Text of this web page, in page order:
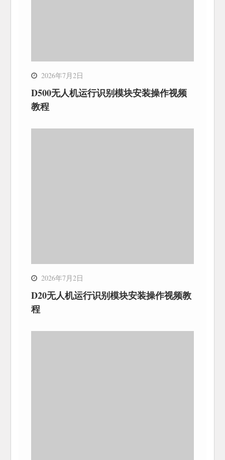
2026年7月2日
D500无人机运行识别模块安装操作视频
教程
2026年7月2日
D20无人机运行识别模块安装操作视频教
程